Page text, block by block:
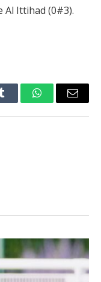
Al Ittihad (0#3).
Tumblr WhatsAppEmail